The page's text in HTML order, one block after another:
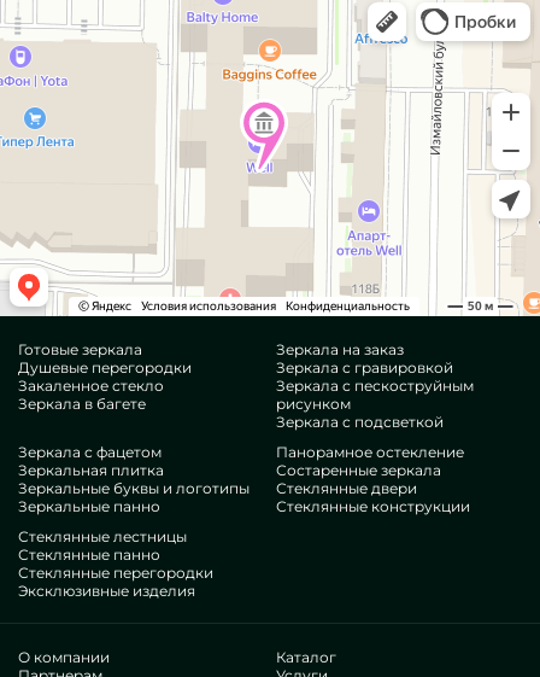
Готовые зеркала
Душевые перегородки
Закаленное стекло
Зеркала в багете
Зеркала на заказ
Зеркала с гравировкой
Зеркала с пескоструйным
рисунком
Зеркала с подсветкой
Зеркала с фацетом
Зеркальная плитка
Зеркальные буквы и логотипы
Зеркальные панно
Панорамное остекление
Состаренные зеркала
Стеклянные двери
Стеклянные конструкции
Стеклянные лестницы
Стеклянные панно
Стеклянные перегородки
Эксклюзивные изделия
О компании
Каталог